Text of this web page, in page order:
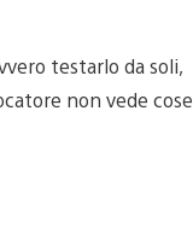
testarlo da soli,
non vede cose